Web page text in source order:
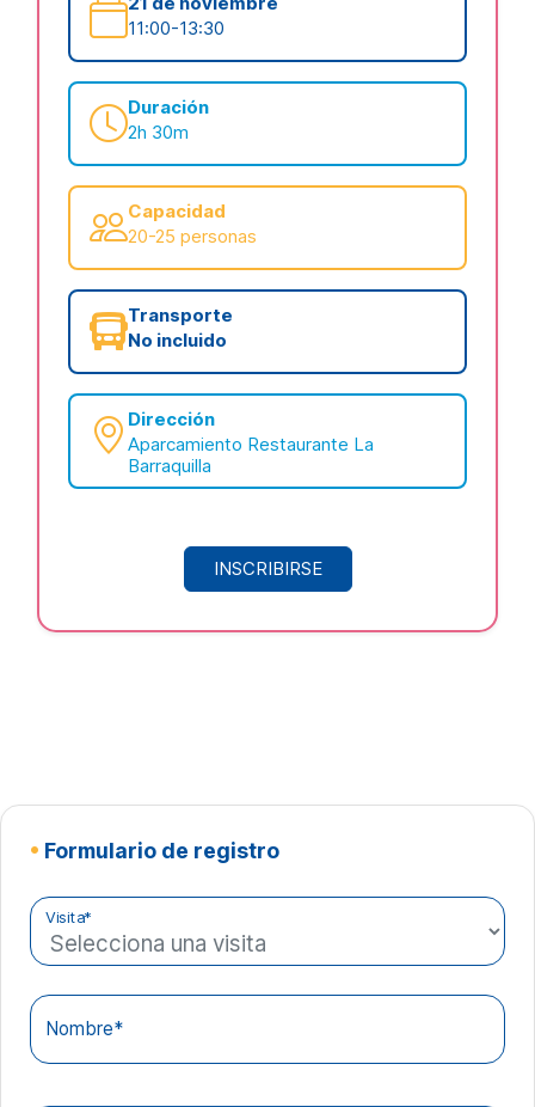
11:00-13:30
Duración
2h 30m
Capacidad
20-25 personas
Transporte
No incluido
Dirección
Aparcamiento Restaurante La
Barraquilla
INSCRIBIRSE
• Formulario de registro
Visita*
Nombre*